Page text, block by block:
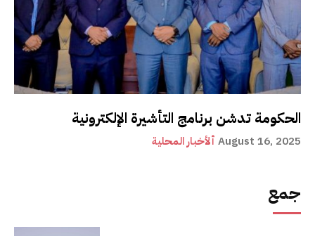
الحكومة تدشن برنامج التأشيرة الإلكترونية
ألأخبار المحلية August 16, 2025
جمع